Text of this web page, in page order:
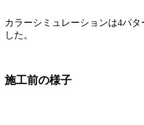
カラーシミュレーションは4パ
した。
施工前の様子